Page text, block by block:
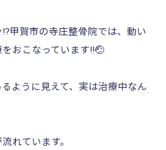
甲賀市の寺庄整骨院では、動い
おこなっています!!🤕
ように見えて、実は治療中なん
れています。